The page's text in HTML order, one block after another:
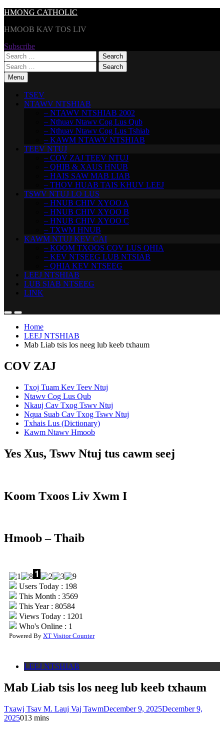
Skip
content
HMONG CATHOLIC
HMOOB KAV TOS LIV
Subscribe
Search
for:
Search
for:Menu
TSEV
NTAWV NTSHIAB
– NTAWV NTSHIAB 2002
– Nthuav Ntawv Cog Lus Qub
– Nthuav Ntawv Cog Lus Tshiab
– KAWM NTAWV NTSHIAB
TEEV NTUJ
– COV ZAJ TEEV NTUJ
– QHIB & XAUS HNUB
– HAIS SAW MAB LIAB
– THOV HUAB TAIS KHUV LEEJ
TSWV NTUJ LO LUS
– HNUB CHIV XYOO A
– HNUB CHIV XYOO B
– HNUB CHIV XYOO C
– TXWM HNUB
KAWM NTUJ KEV CAI
– KOOM TXOOS COV LUS QHIA
– KEV NTSEEG LUB NTSIAB
– QHIA KEV NTSEEG
LEEJ NTSHIAB
LUB SIAB NTSEEG
LINK
Home
LEEJ NTSHIAB
Mab Liab tsis los neeg lub keeb txhaum
COV ZAJ
Txoj Tuam Kev Teev Ntuj
Ntawv Cog Lus Qub
Nkauj Cav Txog Tswv Ntuj
Nqua Suab Cav Txog Tswv Ntuj
Txhais Lus (Dictionary)
Kawm Ntawv Hmoob
Yes Xus, Tswv Ntuj tus cawm seej
Koom Txoos Liv Xwm I
Hmoob – Thaib
Users Today : 198
This Month : 3569
This Year : 80584
Views Today : 1201
Who's Online : 1
Powered By XT Visitor Counter
LEEJ NTSHIAB
Mab Liab tsis los neeg lub keeb txhaum
Txawj Tsav M. Lauj Vaj TawmDecember 9, 2025December 9,
2025013 mins